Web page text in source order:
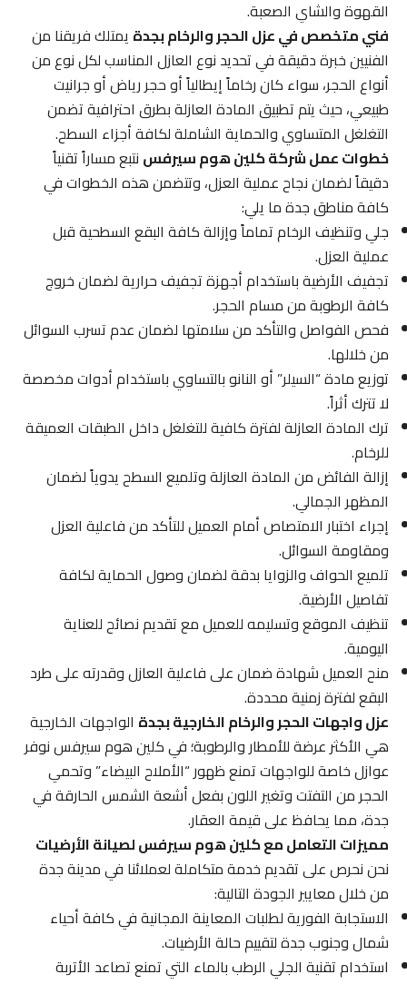
القهوة والشاي الصعبة.
فني متخصص في عزل الحجر والرخام بجدةيمتلك فريقنا من
الفنيين خبرة دقيقة في تحديد نوع العازل المناسب لكل نوع من
أنواع الحجر، سواء كان رخاماً إيطالياً أو حجر رياض أو جرانيت
طبيعي، حيث يتم تطبيق المادة العازلة بطرق احترافية تضمن
التغلغل المتساوي والحماية الشاملة لكافة أجزاء السطح.
خطوات عمل شركة كلين هوم سيرفسنتبع مساراً تقنياً
دقيقاً لضمان نجاح عملية العزل، وتتضمن هذه الخطوات في
كافة مناطق جدة ما يلي:
جلي وتنظيف الرخام تماماً وإزالة كافة البقع السطحية قبل
عملية العزل.
تجفيف الأرضية باستخدام أجهزة تجفيف حرارية لضمان خروج
كافة الرطوبة من مسام الحجر.
فحص الفواصل والتأكد من سلامتها لضمان عدم تسرب السوائل
من خلالها.
توزيع مادة “السيلر” أو النانو بالتساوي باستخدام أدوات مخصصة
لا تترك أثراً.
ترك المادة العازلة لفترة كافية للتغلغل داخل الطبقات العميقة
للرخام.
إزالة الفائض من المادة العازلة وتلميع السطح يدوياً لضمان
المظهر الجمالي.
إجراء اختبار الامتصاص أمام العميل للتأكد من فاعلية العزل
ومقاومة السوائل.
تلميع الحواف والزوايا بدقة لضمان وصول الحماية لكافة
تفاصيل الأرضية.
تنظيف الموقع وتسليمه للعميل مع تقديم نصائح للعناية
اليومية.
منح العميل شهادة ضمان على فاعلية العازل وقدرته على طرد
البقع لفترة زمنية محددة.
عزل واجهات الحجر والرخام الخارجية بجدةالواجهات الخارجية
هي الأكثر عرضة للأمطار والرطوبة؛ في كلين هوم سيرفس نوفر
عوازل خاصة للواجهات تمنع ظهور “الأملاح البيضاء” وتحمي
الحجر من التفتت وتغير اللون بفعل أشعة الشمس الحارقة في
جدة، مما يحافظ على قيمة العقار.
مميزات التعامل مع كلين هوم سيرفس لصيانة الأرضيات
نحن نحرص على تقديم خدمة متكاملة لعملائنا في مدينة جدة
من خلال معايير الجودة التالية:
الاستجابة الفورية لطلبات المعاينة المجانية في كافة أحياء
شمال وجنوب جدة لتقييم حالة الأرضيات.
استخدام تقنية الجلي الرطب بالماء التي تمنع تصاعد الأتربة